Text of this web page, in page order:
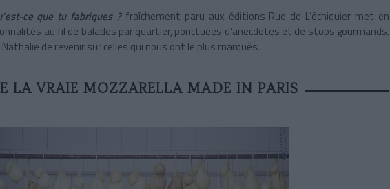
ce que tu fabriques ? fraîchement paru aux éditions Rue de L’échiquier met en
au fil de balades par quartier, ponctuées d’anecdotes et de stops gourmands.
de revenir sur celles qui nous ont le plus marqués.
LA VRAIE MOZZARELLA MADE IN PARIS